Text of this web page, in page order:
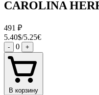
CAROLINA
491 ₽
5.40$/5.25€
- 0 +
В корзину